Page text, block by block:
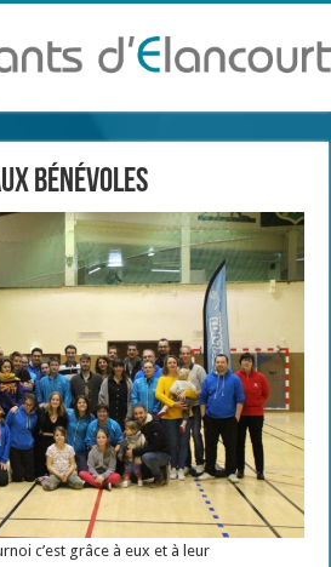
bénévoles
c’est grâce à eux et à leur